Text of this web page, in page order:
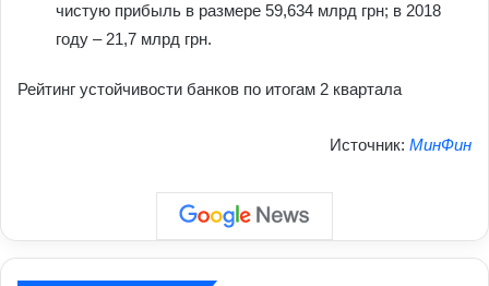
чистую прибыль в размере 59,634 млрд грн; в 2018
году – 21,7 млрд грн.
Рейтинг устойчивости банков по итогам 2 квартала
Источник: МинФин